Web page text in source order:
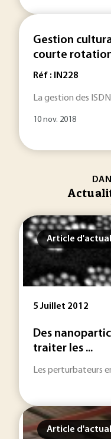
Gestion
courte rotation
Réf : IN228
La gestion des
10 nov. 2018
Article
5 Juillet 2012
Des
traiter les ...
Les perturbateurs
Article